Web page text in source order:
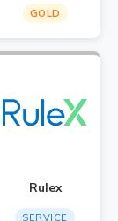
GOLD
Rulex
SERVICE